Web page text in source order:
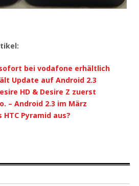
sofort bei vodafone erhältlich
Update auf Android 2.3
HD & Desire Z zuerst
– Android 2.3 im März
Pyramid aus?